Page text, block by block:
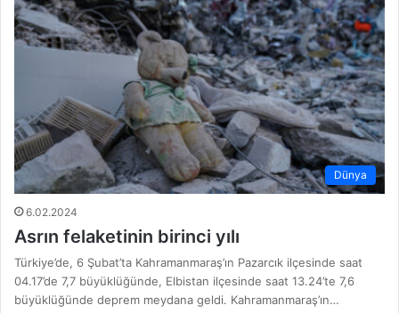
Dünya
6.02.2024
Asrın felaketinin birinci yılı
Türkiye’de, 6 Şubat’ta Kahramanmaraş’ın Pazarcık ilçesinde saat
04.17’de 7,7 büyüklüğünde, Elbistan ilçesinde saat 13.24’te 7,6
büyüklüğünde deprem meydana geldi. Kahramanmaraş’ın…